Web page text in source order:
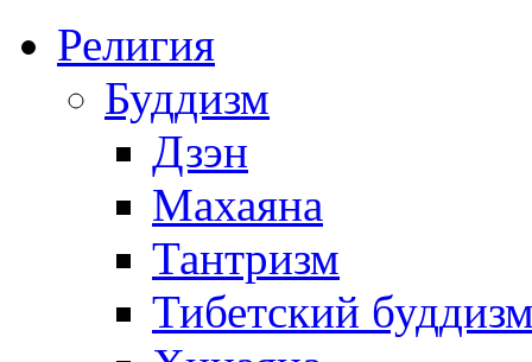
Религия
Буддизм
Дзэн
Махаяна
Тантризм
Тибетский